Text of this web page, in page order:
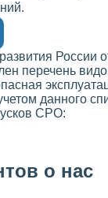
России
перечень
данного
СРО:
о нас